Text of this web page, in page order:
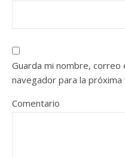
Guarda mi nombre,
navegador para la
Comentario